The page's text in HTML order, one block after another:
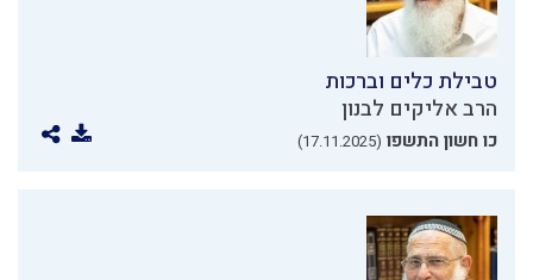
טבילת כלים וברכות
הרב אליקים לבנון
כו חשון התשפו (17.11.2025)